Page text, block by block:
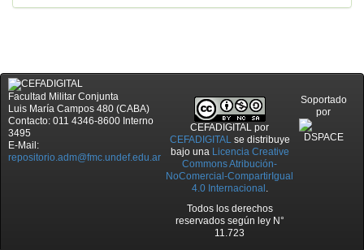
Facultad Militar Conjunta
Luis María Campos 480 (CABA)
Contacto: 011 4346-8600 Interno
3495
E-Mail:
repositorio.adm@fmc.undef.edu.ar
CEFADIGITAL por
CEFADIGITALse distribuye
bajo una Licencia Creative
Commons Atribución-
NoComercial-CompartirIgual
4.0 Internacional .
Todos los derechos
reservados según ley N°
11.723
Soportado
por